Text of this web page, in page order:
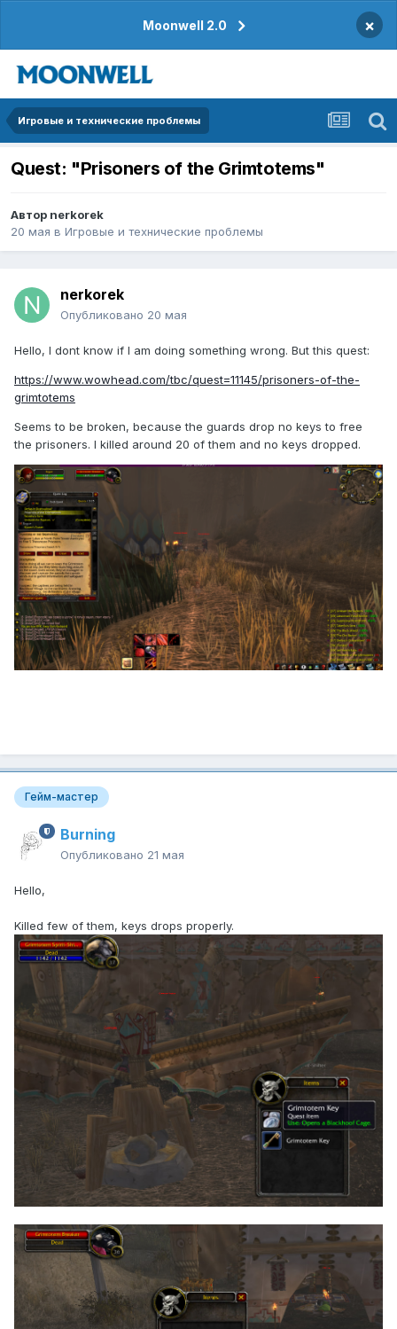
Moonwell 2.0 ×
Игровые и технические проблемы
Quest: "Prisoners of the Grimtotems"
Автор nerkorek
20 мая в Игровые и технические проблемы
nerkorek
Опубликовано 20 мая
Hello, I dont know if I am doing something wrong. But this quest:
https://www.wowhead.com/tbc/quest=11145/prisoners-of-the-
grimtotems
Seems to be broken, because the guards drop no keys to free
the prisoners. I killed around 20 of them and no keys dropped.
Гейм-мастер
Burning
Опубликовано 21 мая
Hello,
Killed few of them, keys drops properly.